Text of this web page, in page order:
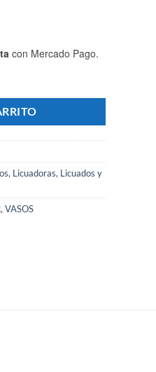
con Mercado Pago.
, Licuadoras, Licuados y
, VASOS